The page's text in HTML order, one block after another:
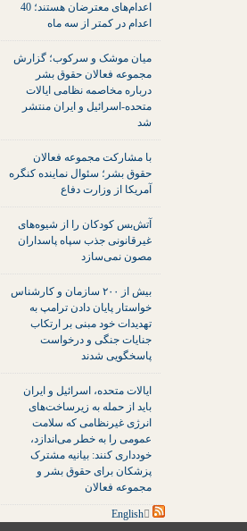
اعدام‌های معترضان هستند؛ 40
اعدام در کمتر از سه ماه
میان موشک و سرکوب؛ گزارش
مجموعه فعالان حقوق بشر
درباره مخاصمه نظامی ایالات
متحده-اسرائیل و ایران منتشر
شد
با مشارکت مجموعه فعالان
حقوق بشر؛ سئوال نماینده کنگره
آمریکا از وزارت دفاع
آتش‌بس کودکان را از شیوه‌های
غیرقانونی جذب سپاه پاسداران
مصون نمی‌سازد
بیش از ۲۰۰ سازمان و کارشناس
خواستار پایان دادن ترامپ به
تهدیدات خود مبنی بر ارتکاب
جنایات جنگی و درخواست
پاسخگویی شدند
ایالات متحده، اسرائیل و ایران
باید از حمله به زیرساخت‌های
انرژی غیرنظامی که سلامت
عمومی را به خطر می‌اندازد،
خودداری کنند: بیانیه مشترک
پزشکان برای حقوق بشر و
مجموعه فعالان